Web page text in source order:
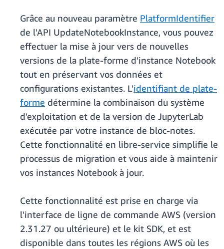
Grâce au nouveau paramètre PlatformIdentifier
de l'API UpdateNotebookInstance, vous pouvez
effectuer la mise à jour vers de nouvelles
versions de la plate-forme d'instance Notebook
tout en préservant vos données et
configurations existantes. L'identifiant de plate-
forme détermine la combinaison du système
d'exploitation et de la version de JupyterLab
exécutée par votre instance de bloc-notes.
Cette fonctionnalité en libre-service simplifie le
processus de migration et vous aide à maintenir
vos instances Notebook à jour.
Cette fonctionnalité est prise en charge via
l'interface de ligne de commande AWS (version
2.31.27 ou ultérieure) et le kit SDK, et est
disponible dans toutes les régions AWS où les